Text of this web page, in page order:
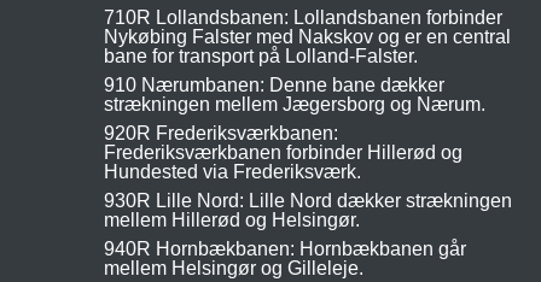
710R Lollandsbanen: Lollandsbanen forbinder
Nykøbing Falster med Nakskov og er en central
bane for transport på Lolland-Falster.
910 Nærumbanen: Denne bane dækker
strækningen mellem Jægersborg og Nærum.
920R Frederiksværkbanen:
Frederiksværkbanen forbinder Hillerød og
Hundested via Frederiksværk.
930R Lille Nord: Lille Nord dækker strækningen
mellem Hillerød og Helsingør.
940R Hornbækbanen: Hornbækbanen går
mellem Helsingør og Gilleleje.